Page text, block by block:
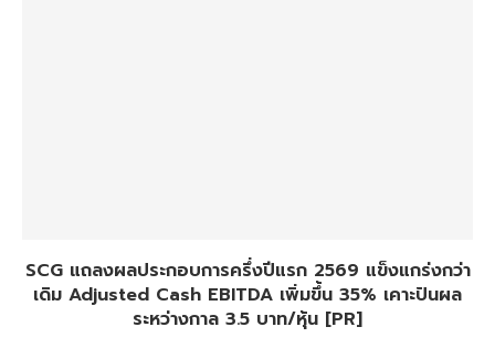
SCG แถลงผลประกอบการครึ่งปีแรก 2569 แข็งแกร่งกว่า
เดิม Adjusted Cash EBITDA เพิ่มขึ้น 35% เคาะปันผล
ระหว่างกาล 3.5 บาท/หุ้น [PR]